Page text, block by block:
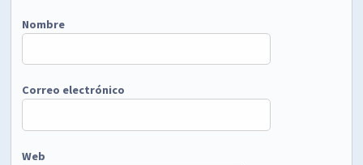
Nombre
Correo electrónico
Web